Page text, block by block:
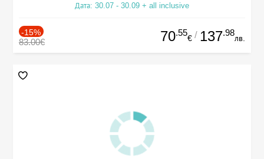
Дата: 30.07 - 30.09 + all inclusive
-15%
83.00€ 70.55
€ / 137.98
лв.